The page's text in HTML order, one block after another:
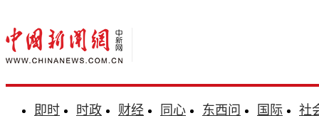
即时 时政 财经 同心 东西问 国际
社